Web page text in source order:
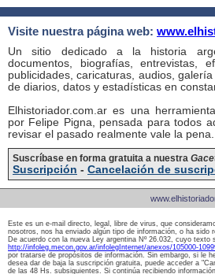
Visite nuestra página web:
Un sitio dedicado a la historia
documentos, biografías, entrevistas,
publicidades, caricaturas, audios,
de diarios, datos y estadísticas en
Elhistoriador.com.ar es una
por Felipe Pigna, pensada para todos
revisar el pasado realmente vale la pena.
Suscríbase en forma gratuita a nuestra
Suscripción - Cancelación de
Este es un e-mail directo, legal, libre de virus, que
nosotros, nos ha enviado algún tipo de información, o ha sido
De acuerdo con la nueva Ley argentina Nº 26.032, cuyo texto
http://infoleg.mecon.gov.ar/infolegInternet/anexos/105000-
por tratarse de propósitos de información. Sin embargo, si le
desea dar de baja la suscripción gratuita, puede acceder a
de las 48 Hs. subsiguientes. Si continúa recibiendo